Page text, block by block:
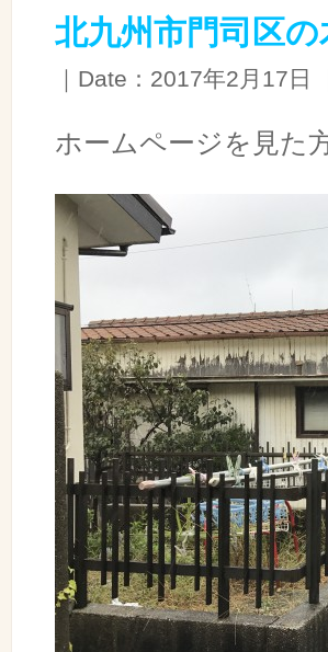
北九州市門司区
｜Date：2017年2月17日
ホームページを見た